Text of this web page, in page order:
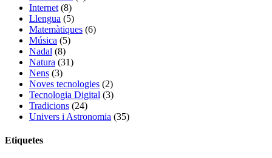
Internet (8)
Llengua (5)
Matemàtiques (6)
Música (5)
Nadal (8)
Natura (31)
Nens (3)
Noves tecnologies (2)
Tecnologia Digital (3)
Tradicions (24)
Univers i Astronomia (35)
Etiquetes